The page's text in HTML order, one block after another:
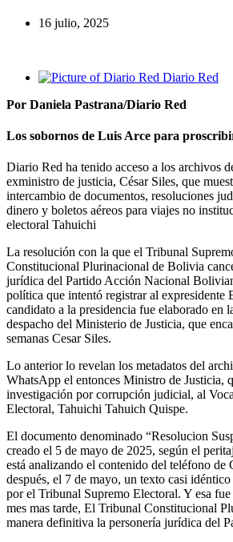
16 julio, 2025
Diario Red
Por Daniela Pastrana/Diario Red
Los sobornos de Luis Arce para
Diario Red ha tenido acceso a los archivos
exministro de justicia, César Siles, que
intercambio de documentos, resoluciones
dinero y boletos aéreos para viajes no
electoral Tahuichi
La resolución con la que el Tribunal
Constitucional Plurinacional de Bolivia
jurídica del Partido Acción Nacional
política que intentó registrar al expresidente
candidato a la presidencia fue elaborado en
despacho del Ministerio de Justicia, que
semanas Cesar Siles.
Lo anterior lo revelan los metadatos del
WhatsApp el entonces Ministro de Justicia,
investigación por corrupción judicial, al
Electoral, Tahuichi Tahuich Quispe.
El documento denominado “Resolucion
creado el 5 de mayo de 2025, según el
está analizando el contenido del teléfono de
después, el 7 de mayo, un texto casi
por el Tribunal Supremo Electoral. Y esa fue
mes mas tarde, El Tribunal Constitucional
manera definitiva la personería jurídica del